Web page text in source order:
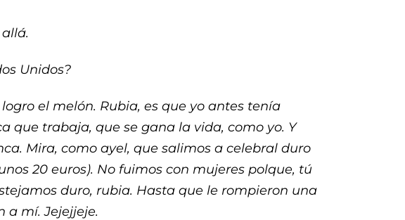
Unidos?
el melón. Rubia, es que yo antes tenía
que trabaja, que se gana la vida, como yo. Y
Mira, como ayel, que salimos a celebral duro
20 euros). No fuimos con mujeres polque, tú
duro, rubia. Hasta que le rompieron una
a mí. Jejejjeje.